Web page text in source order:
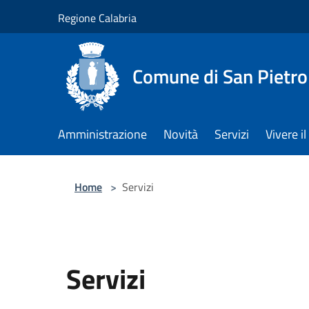
Regione Calabria
Comune di San
Amministrazione Novità Servizi Vivere
Home > Servizi
Servizi